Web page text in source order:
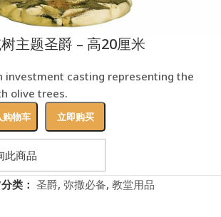
主题圣爵 – 高20厘米
investment casting representing the
olive trees.
购物车 立即购买
此商品
分类： 圣爵, 弥撒必备, 教堂用品